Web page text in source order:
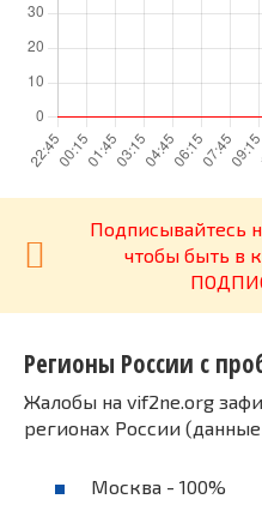
Подписывайтесь
чтобы быть в
Регионы России с
Жалобы на vif2ne.org
регионах России
Москва - 100%